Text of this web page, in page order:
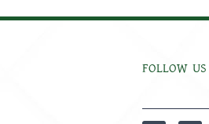
FOLLOW US